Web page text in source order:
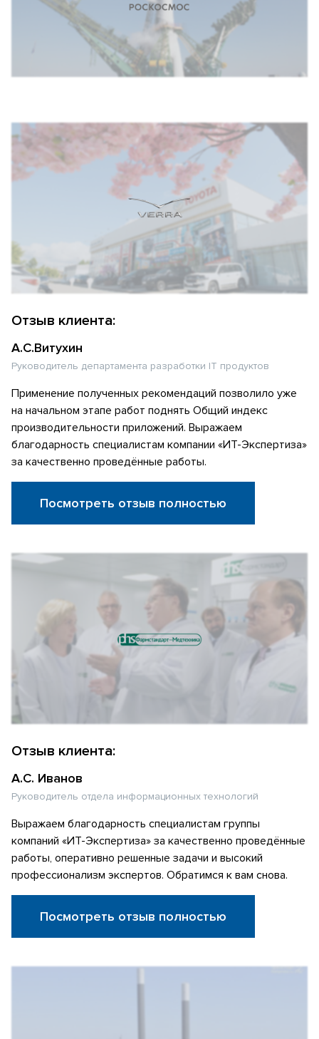
Отзыв клиента:
А.С.Витухин
Руководитель департамента разработки IT продуктов
Применение полученных рекомендаций позволило уже
на начальном этапе работ поднять Общий индекс
производительности приложений. Выражаем
благодарность специалистам компании «ИТ-Экспертиза»
за качественно проведённые работы.
Посмотреть отзыв полностью
Отзыв клиента:
А.С. Иванов
Руководитель отдела информационных технологий
Выражаем благодарность специалистам группы
компаний «ИТ-Экспертиза» за качественно проведённые
работы, оперативно решенные задачи и высокий
профессионализм экспертов. Обратимся к вам снова.
Посмотреть отзыв полностью